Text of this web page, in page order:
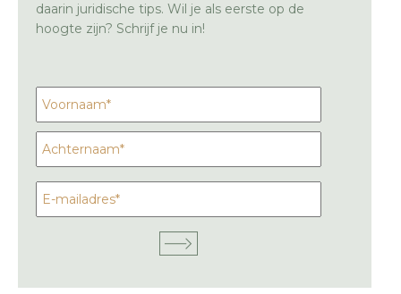
daarin juridische tips. Wil je als eerste op de
hoogte zijn? Schrijf je nu in!